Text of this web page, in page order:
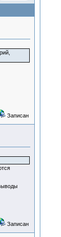
Записан
Записан